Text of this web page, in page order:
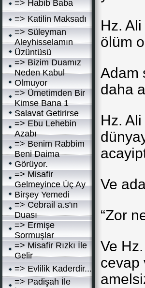
=> Habib Baba
=> Katilin Maksadı
=> Süleyman
Aleyhisselamın
Üzüntüsü
=> Bizim Duamız
Neden Kabul
Olmuyor
=> Ümetimden Bir
Kimse Bana 1
Salavat Getirirse
=> Ebu Lehebin
Azabı
=> Benim Rabbim
Beni Daima
Görüyor.
=> Misafir
Gelmeyince Üç Ay
Birşey Yemedi
=> Cebrail a.s'ın
Duası
=> Ermişe
Sormuşlar
=> Misafir Rızkı İle
Gelir
=> Evlilik Kaderdir...
=> Padişah İle
Hz. Ali
ölüm
Adam
daha
Hz.
Ve
“Zor
Ve
cevap